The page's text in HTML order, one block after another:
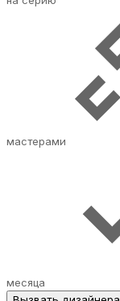
мастерами
месяца